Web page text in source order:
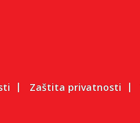
Zaštita privatnosti